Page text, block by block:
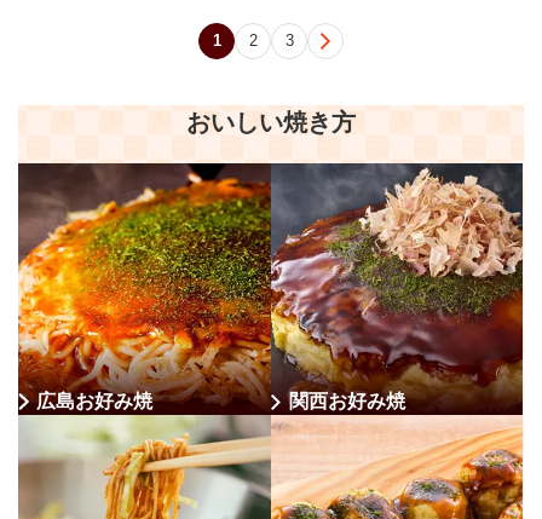
1 2 3
おいしい焼き方
広島お好み焼 関西お好み焼